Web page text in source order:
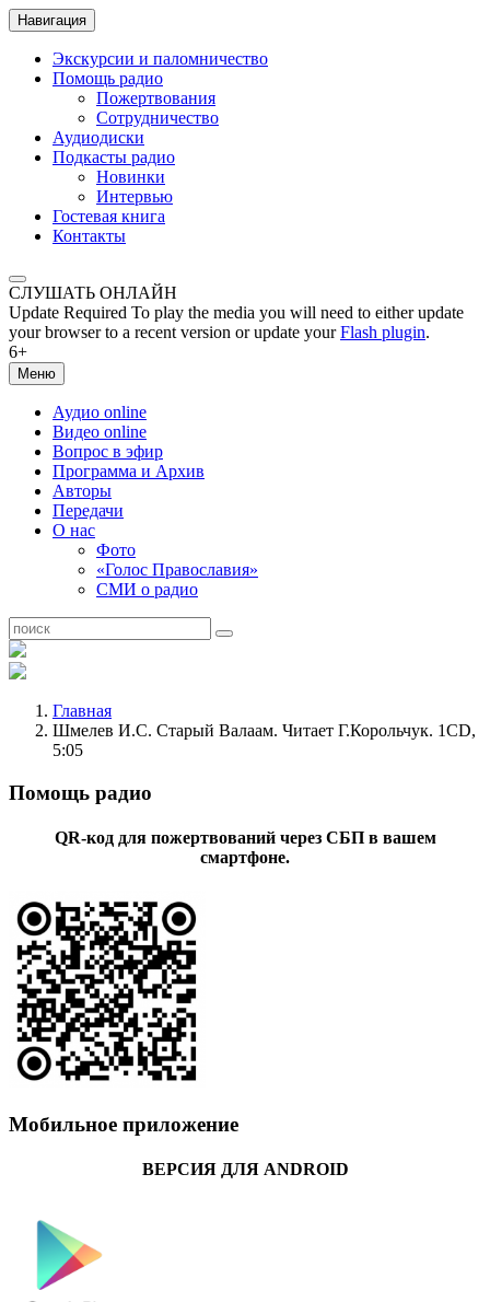
Навигация
Экскурсии и паломничество
Помощь радио
Пожертвования
Сотрудничество
Аудиодиски
Подкасты радио
Новинки
Интервью
Гостевая книга
Контакты
СЛУШАТЬ ОНЛАЙН
Update Required To play the media you will need to either update
your browser to a recent version or update yourFlash plugin.
6+
Меню
Аудио online
Видео online
Вопрос в эфир
Программа и Архив
Авторы
Передачи
О нас
Фото
«Голос Православия»
СМИ о радио
Главная
Шмелев И.С. Старый Валаам. Читает Г.Корольчук. 1CD,
5:05
Помощь радио
QR-код для пожертвований через СБП в вашем
смартфоне.
Мобильное приложение
ВЕРСИЯ ДЛЯ ANDROID